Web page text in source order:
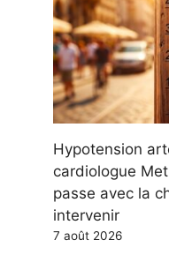
Hypotension
cardiologue
passe avec la
intervenir
7 août 2026